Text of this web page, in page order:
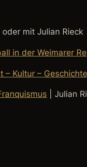
mit Julian Rieck
in der Weimarer
– Kultur – Geschichte
| Julian